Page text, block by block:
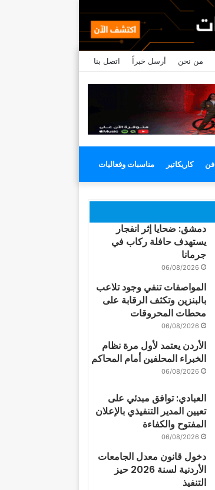
من نحن أرسل خبراً اتصل بنا
فن كاريكاتير مناسبات وفعاليات
دمشق: ضحايا إثر انفجار
يستهدف حافلة ركاب في
جرمانا
06/08/2026
المواصفات تنفي وجود تلاعب
بالبنزين وتكثف الرقابة على
محطات المحروقات
06/08/2026
الأردن يعتمد لأول مرة نظام
الخبراء المحلفين أمام المحاكم
06/08/2026
العبادي: توافق مبدئي على
تعيين المدير التنفيذي بالإعلان
المفتوح والكفاءة
06/08/2026
دخول قانون معدل الجامعات
الأردنية لسنة 2026 حيز
التنفيذ